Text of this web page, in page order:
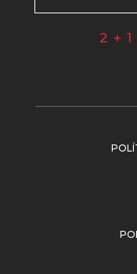
2 + 1